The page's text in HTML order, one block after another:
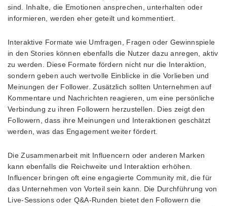
sind. Inhalte, die Emotionen ansprechen, unterhalten oder
informieren, werden eher geteilt und kommentiert.
Interaktive Formate wie Umfragen, Fragen oder Gewinnspiele
in den Stories können ebenfalls die Nutzer dazu anregen, aktiv
zu werden. Diese Formate fördern nicht nur die Interaktion,
sondern geben auch wertvolle Einblicke in die Vorlieben und
Meinungen der Follower. Zusätzlich sollten Unternehmen auf
Kommentare und Nachrichten reagieren, um eine persönliche
Verbindung zu ihren Followern herzustellen. Dies zeigt den
Followern, dass ihre Meinungen und Interaktionen geschätzt
werden, was das Engagement weiter fördert.
Die Zusammenarbeit mit Influencern oder anderen Marken
kann ebenfalls die Reichweite und Interaktion erhöhen.
Influencer bringen oft eine engagierte Community mit, die für
das Unternehmen von Vorteil sein kann. Die Durchführung von
Live-Sessions oder Q&A-Runden bietet den Followern die